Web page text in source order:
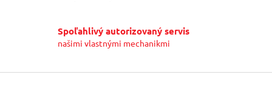
Spoľahlivý autorizovaný servis
našimi vlastnými mechanikmi
Z